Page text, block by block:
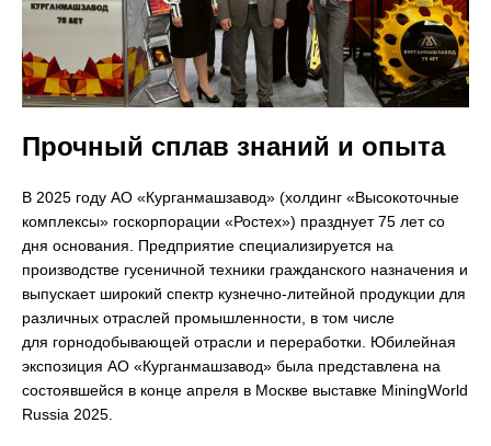
Прочный сплав знаний и опыта
В 2025 году АО «Курганмашзавод» (холдинг «Высокоточные
комплексы» госкорпорации «Ростех») празднует 75 лет со
дня основания. Предприятие специализируется на
производстве гусеничной техники гражданского назначения и
выпускает широкий спектр кузнечно-литейной продукции для
различных отраслей промышленности, в том числе
для горнодобывающей отрасли и переработки. Юбилейная
экспозиция АО «Курганмашзавод» была представлена на
состоявшейся в конце апреля в Москве выставке MiningWorld
Russia 2025.